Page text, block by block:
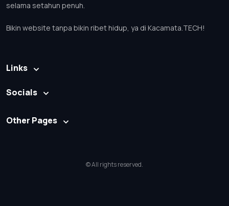
selama setahun penuh.
Bikin website tanpa bikin ribet hidup, ya di Kacamata.TECH!
Links
Socials
Other Pages
© All rights reserved.